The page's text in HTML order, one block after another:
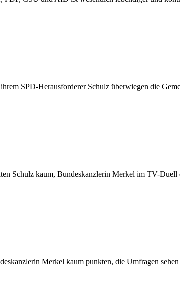
SPD-Herausforderer Schulz überwiegen die
Schulz kaum, Bundeskanzlerin Merkel im TV-Duell
Merkel kaum punkten, die Umfragen